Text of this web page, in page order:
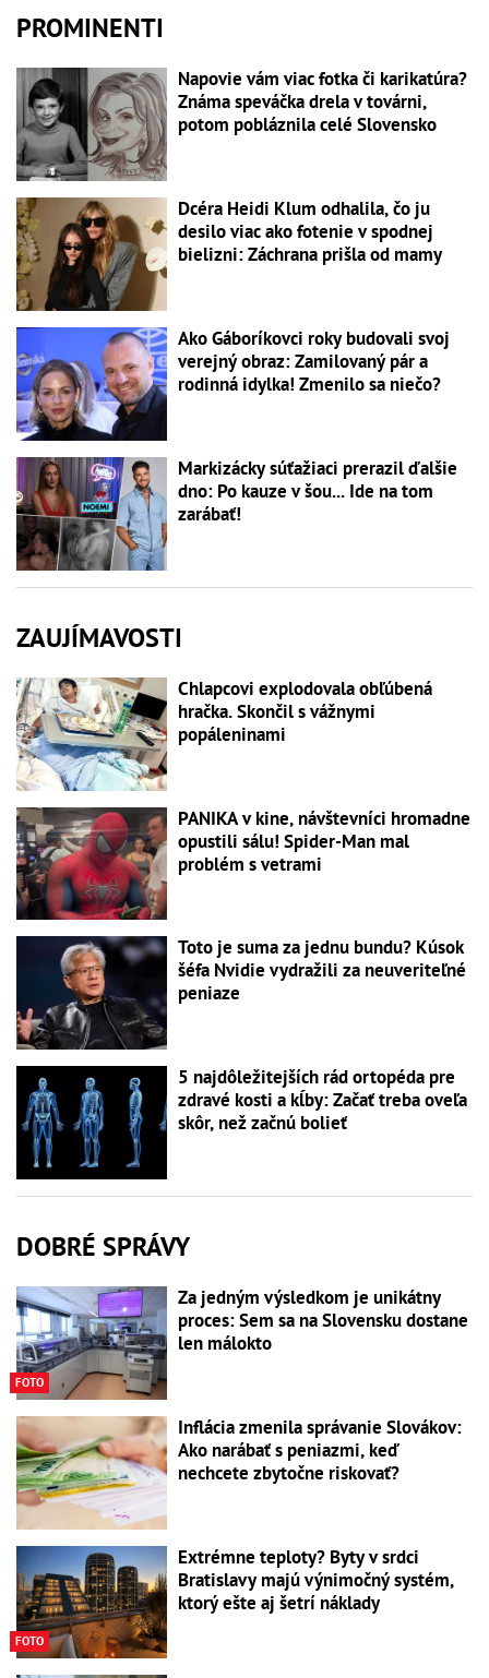
PROMINENTI
Napovie vám viac fotka či karikatúra?
Známa speváčka drela v továrni,
potom pobláznila celé Slovensko
Dcéra Heidi Klum odhalila, čo ju
desilo viac ako fotenie v spodnej
bielizni: Záchrana prišla od mamy
Ako Gáboríkovci roky budovali svoj
verejný obraz: Zamilovaný pár a
rodinná idylka! Zmenilo sa niečo?
Markizácky súťažiaci prerazil ďalšie
dno: Po kauze v šou... Ide na tom
zarábať!
ZAUJÍMAVOSTI
Chlapcovi explodovala obľúbená
hračka. Skončil s vážnymi
popáleninami
PANIKA v kine, návštevníci hromadne
opustili sálu! Spider-Man mal
problém s vetrami
Toto je suma za jednu bundu? Kúsok
šéfa Nvidie vydražili za neuveriteľné
peniaze
5 najdôležitejších rád ortopéda pre
zdravé kosti a kĺby: Začať treba oveľa
skôr, než začnú bolieť
DOBRÉ SPRÁVY
FOTO
Za jedným výsledkom je unikátny
proces: Sem sa na Slovensku dostane
len málokto
Inflácia zmenila správanie Slovákov:
Ako narábať s peniazmi, keď
nechcete zbytočne riskovať?
FOTO
Extrémne teploty? Byty v srdci
Bratislavy majú výnimočný systém,
ktorý ešte aj šetrí náklady